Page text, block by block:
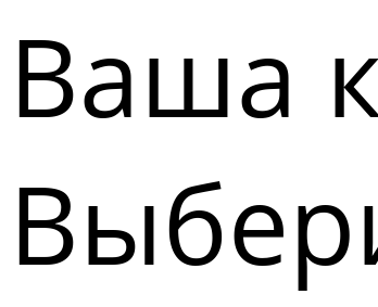
Ваша